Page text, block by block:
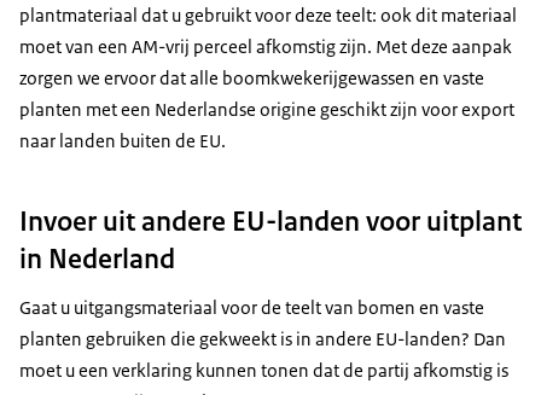
plantmateriaal dat u gebruikt voor deze teelt: ook dit materiaal
moet van een AM-vrij perceel afkomstig zijn. Met deze aanpak
zorgen we ervoor dat alle boomkwekerijgewassen en vaste
planten met een Nederlandse origine geschikt zijn voor export
naar landen buiten de EU.
Invoer uit andere EU-landen voor uitplant
in Nederland
Gaat u uitgangsmateriaal voor de teelt van bomen en vaste
planten gebruiken die gekweekt is in andere EU-landen? Dan
moet u een verklaring kunnen tonen dat de partij afkomstig is